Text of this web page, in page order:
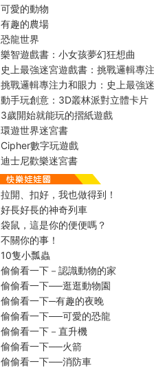
可愛的動物
有趣的農場
恐龍世界
樂智遊戲書：小女孩夢幻狂想曲
史上最強迷宮遊戲書：挑戰邏輯專
挑戰邏輯專注力和眼力：史上最強
動手玩創意：3D叢林派對立體卡片
3歲開始就能玩的摺紙遊戲
環遊世界迷宮書
Cipher數字玩遊戲
迪士尼歡樂迷宮書
拉開、扣好，我也做得到！
好長好長的神奇列車
袋鼠，這是你的便便嗎？
不關你的事！
10隻小瓢蟲
偷偷看一下－認識動物的家
偷偷看一下──逛逛動物園
偷偷看一下─有趣的夜晚
偷偷看一下──可愛的恐龍
偷偷看一下－直升機
偷偷看一下──火箭
偷偷看一下──消防車